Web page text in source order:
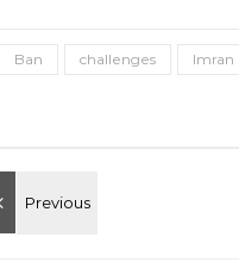
Ban challenges Imran